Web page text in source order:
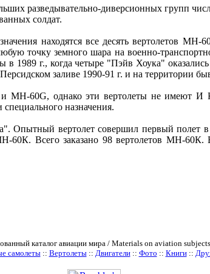
разведывательно-диверсионных групп
солдат.
находятся все десять вертолетов
точку земного шара на военно-
1989 г., когда четыре "Пэйв Хоука"
заливе 1990-91 г. и на территории
MH-60G, однако эти вертолеты не имеют И
назначения.
Опытный вертолет совершил первый полет в
60К. Всего заказано 98 вертолетов МН-
каталог авиации мира / Materials on aviation subjects
самолеты:: Вертолеты:: Двигатели:: Фото :: Книги::